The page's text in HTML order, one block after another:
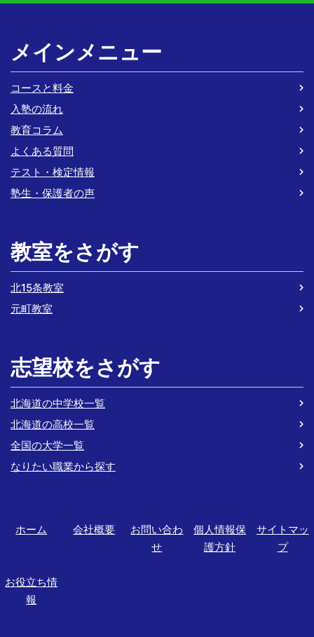
メインメニュー
コースと料金
入塾の流れ
教育コラム
よくある質問
テスト・検定情報
塾生・保護者の声
教室をさがす
北15条教室
元町教室
志望校をさがす
北海道の中学校一覧
北海道の高校一覧
全国の大学一覧
なりたい職業から探す
ホーム 会社概要
お問い合わ
せ
個人情報保
護方針
サイトマッ
プ
お役立ち情
報